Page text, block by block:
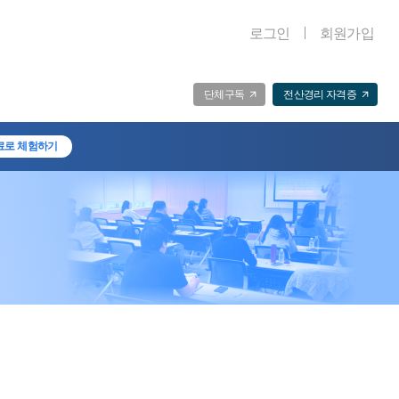
로그인 회원가입
단체구독 전산경리 자격증
로 체험하기